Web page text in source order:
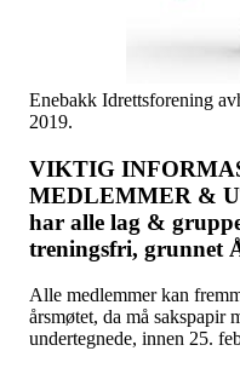
Enebakk Idrettsforening
2019.
VIKTIG
MEDLEMMER &
har alle lag &
treningsfri, grunnet
Alle medlemmer kan
årsmøtet, da må sakspapir
undertegnede, innen 25.